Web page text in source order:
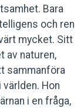
Bara
och ren
mycket. Sitt
av naturen,
sammanföra
Hon
i en fråga,